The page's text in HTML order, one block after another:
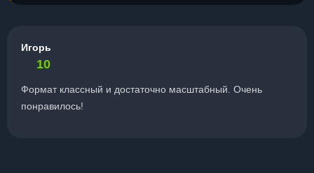
Игорь
10
Формат классный и достаточно масштабный. Очень
понравилось!